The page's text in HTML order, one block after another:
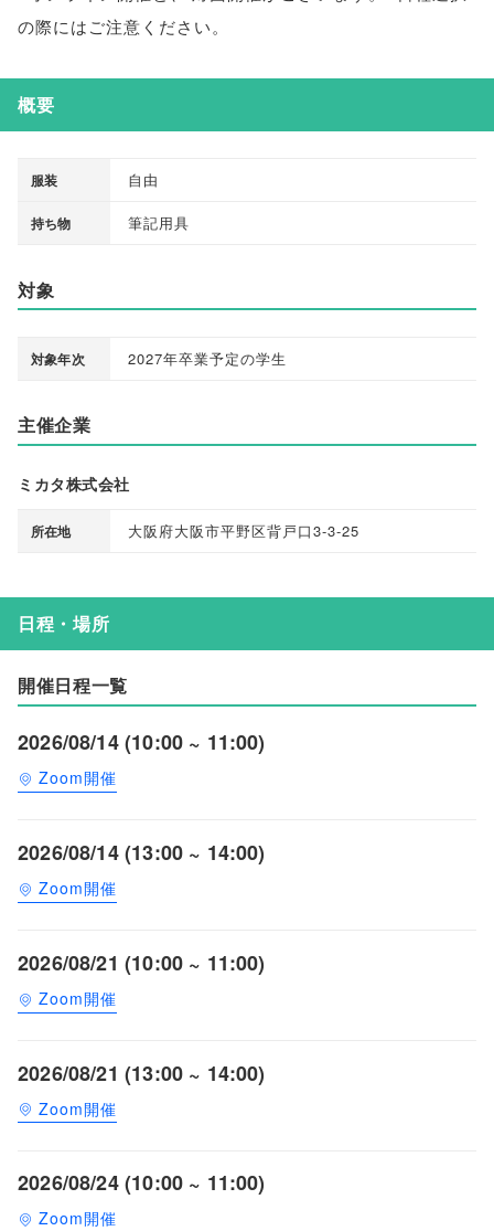
の際にはご注意ください。
概要
服装 自由
持ち物 筆記用具
対象
対象年次 2027年卒業予定の学生
主催企業
ミカタ株式会社
所在地 大阪府大阪市平野区背戸口3-3-25
日程・場所
開催日程一覧
2026/08/14 (10:00 ~ 11:00)
Zoom開催
2026/08/14 (13:00 ~ 14:00)
Zoom開催
2026/08/21 (10:00 ~ 11:00)
Zoom開催
2026/08/21 (13:00 ~ 14:00)
Zoom開催
2026/08/24 (10:00 ~ 11:00)
Zoom開催